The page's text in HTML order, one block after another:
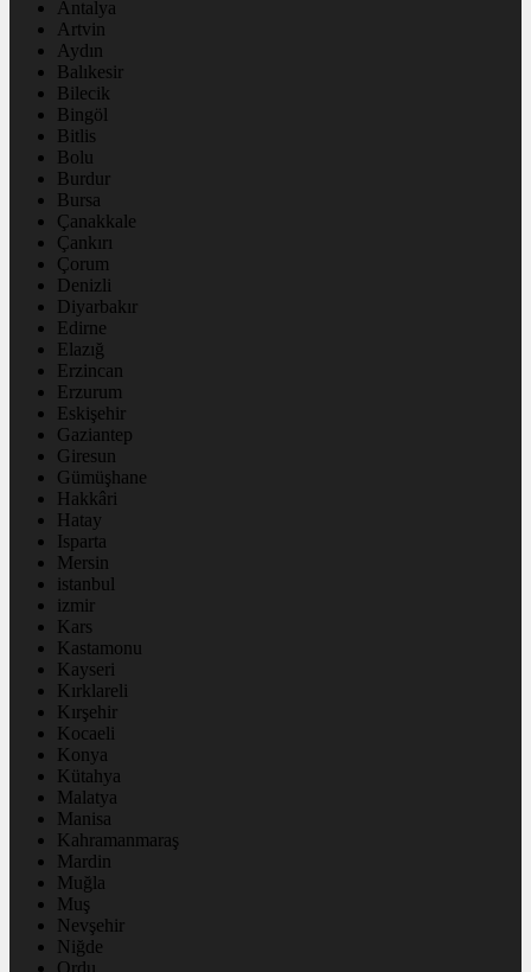
Antalya
Artvin
Aydın
Balıkesir
Bilecik
Bingöl
Bitlis
Bolu
Burdur
Bursa
Çanakkale
Çankırı
Çorum
Denizli
Diyarbakır
Edirne
Elazığ
Erzincan
Erzurum
Eskişehir
Gaziantep
Giresun
Gümüşhane
Hakkâri
Hatay
Isparta
Mersin
istanbul
izmir
Kars
Kastamonu
Kayseri
Kırklareli
Kırşehir
Kocaeli
Konya
Kütahya
Malatya
Manisa
Kahramanmaraş
Mardin
Muğla
Muş
Nevşehir
Niğde
Ordu